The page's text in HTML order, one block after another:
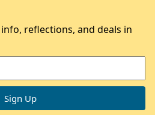
reflections, and deals in